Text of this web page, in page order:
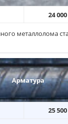
24
металлолома
Арматура
25